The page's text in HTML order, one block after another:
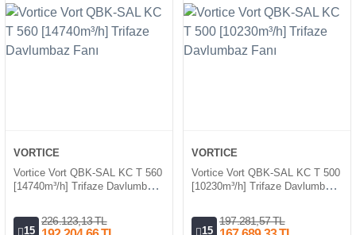
VORTICE
Vortice Vort QBK-SAL KC T 560
[14740m³/h] Trifaze Davlumbaz
15
226.123,13 TL
VORTICE
Vortice Vort QBK-SAL KC T 500
[10230m³/h] Trifaze Davlumbaz
15
197.281,57 TL